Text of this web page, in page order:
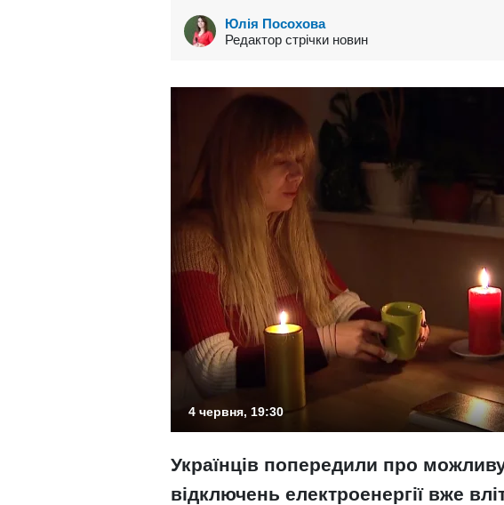
Юлія Посохова
Редактор стрічки новин
4 червня, 19:30
Українців попередили про
відключень електроенергії вже